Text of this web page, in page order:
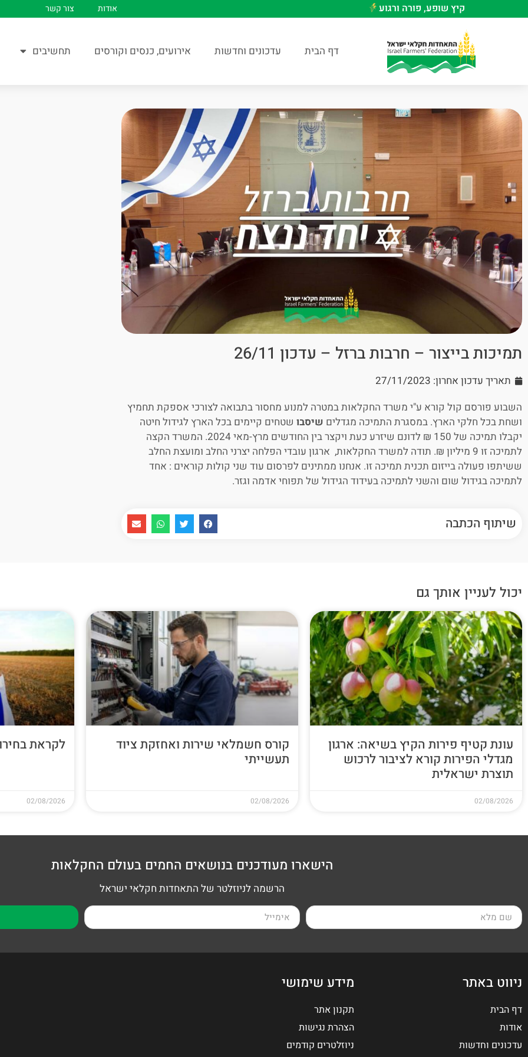
קיץ שופע, פורה ורגוע אודות צור קשר
דף הבית עדכונים וחדשות אירועים, כנסים וקורסים תחשיבים
תמיכות בייצור – חרבות ברזל – עדכון 26/11
תאריך עדכון אחרון: 27/11/2023
השבוע פורסם קול קורא ע"י משרד החקלאות במטרה למנוע מחסור בתבואה לצורכי אספקת תחמיץ
ושחת בכל חלקי הארץ. במסגרת התמיכה מגדלים שיסבו שטחים קיימים בכל הארץ לגידול חיטה
יקבלו תמיכה של 150 ₪ לדונם שיזרע כעת ויקצר בין החודשים מרץ-מאי 2024. המשרד הקצה
לתמיכה זו 9 מיליון ₪. תודה למשרד החקלאות, ארגון עובדי הפלחה יצרני החלב ומועצת החלב
ששיתפו פעולה בייזום תכנית תמיכה זו. אנחנו ממתינים לפרסום עוד שני קולות קוראים : אחד
לתמיכה בגידול שום והשני לתמיכה בעידוד הגידול של תפוחי אדמה וגזר.
שיתוף הכתבה
יכול לעניין אותך גם
עונת קטיף פירות הקיץ בשיאה: ארגון
מגדלי הפירות קורא לציבור לרכוש
תוצרת ישראלית
02/08/2026
קורס חשמלאי שירות ואחזקת ציוד
תעשייתי
02/08/2026
לקראת בחירות
02/08/2026
הישארו מעודכנים בנושאים החמים בעולם החקלאות
הרשמה לניוזלטר של התאחדות חקלאי ישראל
ניווט באתר
דף הבית
אודות
עדכונים וחדשות
מידע שימושי
תקנון אתר
הצהרת נגישות
ניוזלטרים קודמים